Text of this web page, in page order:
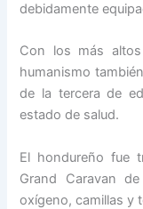
debidamente
Con los más
humanismo
de la tercera de
estado de salud.
El hondureño fue
Grand Caravan
oxígeno, camillas y